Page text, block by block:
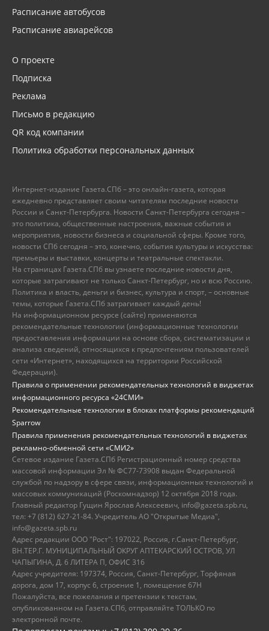
Расписание автобусов
Расписание авиарейсов
О проекте
Подписка
Реклама
Письмо в редакцию
QR код компании
Политика обработки персональных данных
Интернет-издание Газета.СПб – это онлайн-газета, которая
ежедневно представляет своим читателям последние новости
России и Санкт-Петербурга. Новости Санкт-Петербурга сегодня –
это политика, общественные настроения, важные события и
мероприятия, новости бизнеса и социальной сферы. Кроме того,
новости СПб сегодня – это, конечно, события культуры и искусства:
премьеры и выставки, концерты и театральные спектакли.
На страницах Газета.СПб вы узнаете последние новости дня,
которые затрагивают не только Санкт-Петербург, но и всю Россию.
Политика и власть, деньги и бизнес, культура и спорт, – основные
темы, которые Газета.СПб затрагивает каждый день!
На информационном ресурсе (сайте) применяются
рекомендательные технологии (информационные технологии
предоставления информации на основе сбора, систематизации и
анализа сведений, относящихся к предпочтениям пользователей
сети «Интернет», находящихся на территории Российской
Федерации).
Правила о применении рекомендательных технологий в виджетах
информационного ресурса «24СМИ»
Рекомендательные технологии в блоках платформы рекомендаций
Sparrow
Правила применения рекомендательных технологий в виджетах
рекламно-обменной сети «СМИ2»
Сетевое издание Газета.СПб Регистрационный номер средства
массовой информации Эл № ФС77-73908 выдан Федеральной
службой по надзору в сфере связи, информационных технологий и
массовых коммуникаций (Роскомнадзор) 12 октября 2018 года.
Главный редактор Гущин Ярослав Алексеевич, info@gazeta.spb.ru,
тел: +7 (812) 627-21-84. Учредитель АО "Открытые Медиа",
info@gazeta.spb.ru
Адрес редакции ООО "Рост": 197022, Россия, г.Санкт-Петербург,
ВН.ТЕР.Г. МУНИЦИПАЛЬНЫЙ ОКРУГ АПТЕКАРСКИЙ ОСТРОВ, УЛ
ЧАПЫГИНА, Д. 6 ЛИТЕРА П, ОФИС 316
Адрес учредителя: 197374, Россия, Санкт-Петербург, Торфяная
дорога, дом 17, корпус 6, строение 1, помещение 67Н
Пожалуйста, все пожелания и претензии к текстам,
опубликованном на Газета.СПб, отправляйте ТОЛЬКО по
электронной почте.